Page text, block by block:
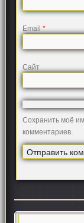
Email*
Сайт
Сохранить моё
комментариев.